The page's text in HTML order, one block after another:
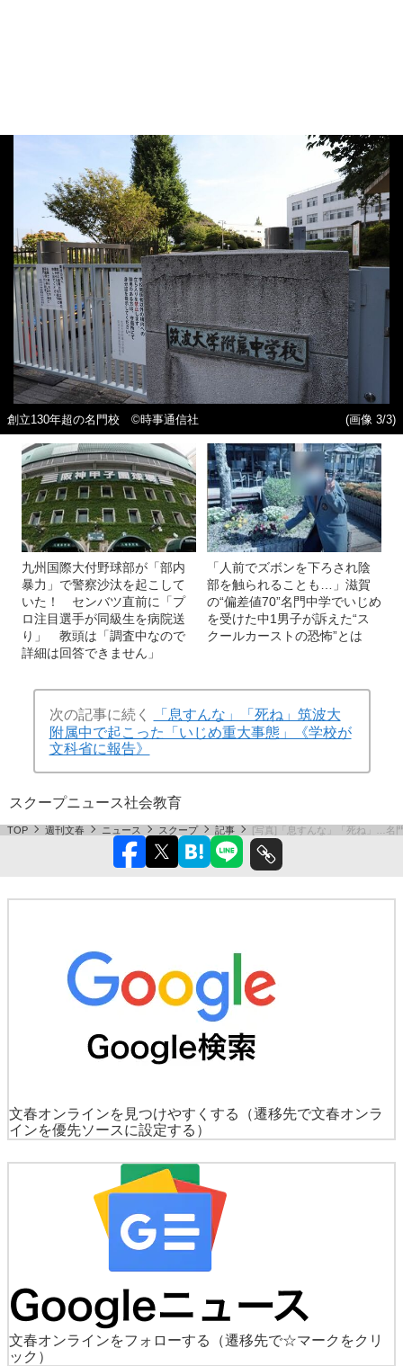
創立130年超の名門校 ©時事通信社 (画像 3/3)
九州国際大付野球部が「部内
暴力」で警察沙汰を起こして
いた！ センバツ直前に「プ
ロ注目選手が同級生を病院送
り」 教頭は「調査中なので
詳細は回答できません」
「人前でズボンを下ろされ陰
部を触られることも…」滋賀
の“偏差値70”名門中学でいじめ
を受けた中1男子が訴えた“ス
クールカーストの恐怖”とは
次の記事に続く
「息すんな」「死ね」筑波大
附属中で起こった「いじめ重大事態」《学校が
文科省に報告》
スクープニュース社会教育
TOP 週刊文春 ニュース スクープ 記事 [写真]「息すんな」「死ね」…名
文春オンラインを見つけやすくする
（遷移先で文春オンラ
インを優先ソースに設定する）
文春オンラインをフォローする
（遷移先で☆マークをクリ
ック）